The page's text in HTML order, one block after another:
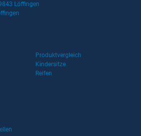
Löffingen
Produktvergleich
Kindersitze
Reifen